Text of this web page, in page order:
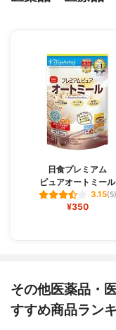
日食プレミアム
ピュアオートミール
3.15(5)
¥350
その他医薬品・
すすめ商品ラン